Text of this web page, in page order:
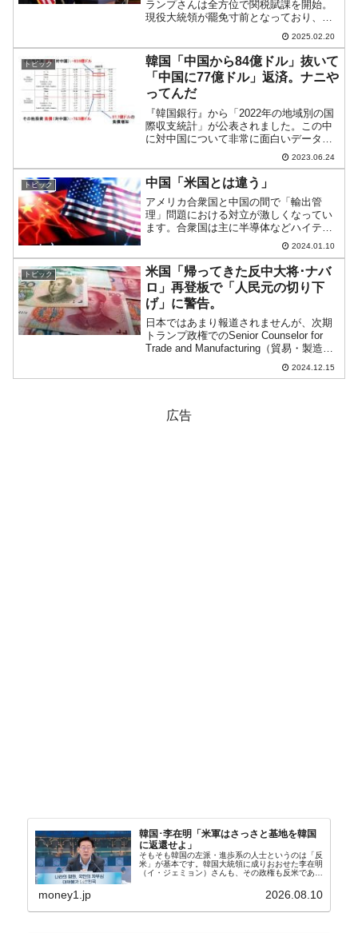
ランプさんは全方位で関税賦課を開始。
現役大統領が罷免寸前となっており、ト
ランプ政権に取り付く島がほとんどない
韓国は本当に「どうしていいのや
ら……」な状況に陥っています。2025年
02月18日、産業通商資...
2025.02.20
トピック
韓国「中国から84億ドル」抜いて
「中国に77億ドル」返済。ナニや
ってんだ
『韓国銀行』から「2022年の地域別の国
際収支統計」が公表されました。この中
に対中国について非常に面白いデータが
ありますのでご紹介します。先の記事で
は経常収支（Current Account）をご紹介
しましたが、今度は「金融収支」
（Fina...
2023.06.24
トピック 中国「米国とは違う」
アメリカ合衆国と中国の間で「輸出管
理」問題における対立が激しくなってい
ます。合衆国は主に半導体などハイテク
関連分野について中国を封じ込めようと
し、中国側は対抗して資源輸出を絞って
います。中国は、合衆国が自由貿易の枠
組みを崩そうとしていると非...
2024.01.10
トピック
米国「帰ってきた反中大将･ナバ
ロ」再登板で「人民元の切り下
げ」に警告。
日本ではあまり報道されませんが、次期
トランプ政権でのSenior Counselor for
Trade and Manufacturing（貿易・製造業
担当上級顧問）にPeter Kent Navarro（ピ
ーター・ナバロ）さんが指名され...
2024.12.15
広告
韓国･李在明「米軍はさっさと基地を韓国
に返還せよ」
そもそも韓国の左派・進歩系の人士というのは「反
米」が基本です。韓国大統領に成りおおせた李在明
（イ・ジェミョン）さんも、その政権も反米であ
（アン・ギュベク）さんが国防部長（長官）を努め
money1.jp 2026.08.10